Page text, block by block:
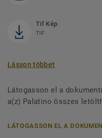
Tif Kép
TIF
Lásson többet
Látogasson el a
a(z) Palatino összes
LÁTOGASSON EL A